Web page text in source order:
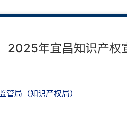
2025年宜昌知识产权
管局（知识产权局）